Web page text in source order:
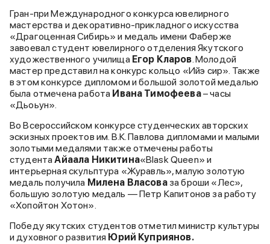
Гран-при Международного конкурса ювелирного
мастерства и декоративно-прикладного искусства
«Драгоценная Сибирь» и медаль имени Фаберже
завоевал студент ювелирного отделения Якутского
художественного училища Егор Кларов. Молодой
мастер представил на конкурс кольцо «Ийэ сир». Также
в этом конкурсе дипломом и большой золотой медалью
была отмечена работа Ивана Тимофеева– часы
«Дьоьун».
Во Всероссийском конкурсе студенческих авторских
эскизных проектов им. В.К. Павлова дипломами и малыми
золотыми медалями также отмечены работы
студентаАйаала Никитина«Blask Queen» и
интерьерная скульптура «Журавль», малую золотую
медаль получила Милена Власоваза броши «Лес»,
большую золотую медаль — Петр Капитонов за работу
«Хопойтон Хотон».
Победу якутских студентов отметил министр культуры
и духовного развития Юрий Куприянов.